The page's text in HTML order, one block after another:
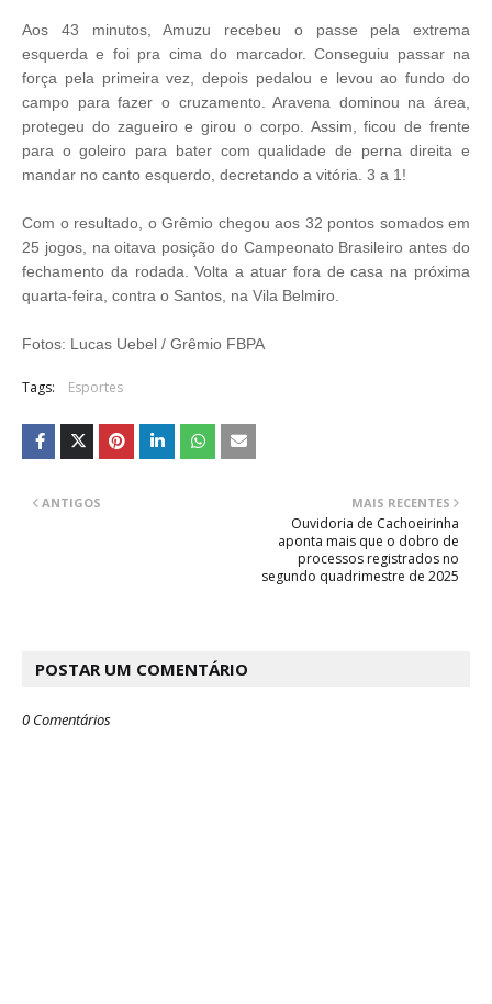
Aos 43 minutos, Amuzu recebeu o passe pela extrema
esquerda e foi pra cima do marcador. Conseguiu passar na
força pela primeira vez, depois pedalou e levou ao fundo do
campo para fazer o cruzamento. Aravena dominou na área,
protegeu do zagueiro e girou o corpo. Assim, ficou de frente
para o goleiro para bater com qualidade de perna direita e
mandar no canto esquerdo, decretando a vitória. 3 a 1!
Com o resultado, o Grêmio chegou aos 32 pontos somados em
25 jogos, na oitava posição do Campeonato Brasileiro antes do
fechamento da rodada. Volta a atuar fora de casa na próxima
quarta-feira, contra o Santos, na Vila Belmiro.
Fotos: Lucas Uebel / Grêmio FBPA
Tags: Esportes
MAIS RECENTES
Ouvidoria de Cachoeirinha
aponta mais que o dobro de
processos registrados no
segundo quadrimestre de 2025
ANTIGOS
POSTAR UM COMENTÁRIO
0 Comentários